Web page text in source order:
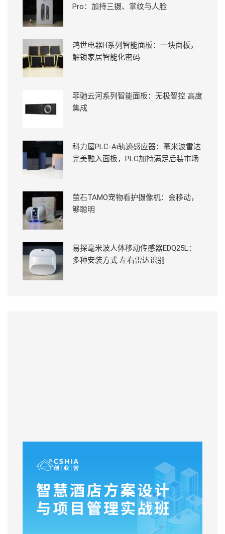
Pro：加持三摄、掌纹与人脸
鸿世电器H系列智能面板：一块面板，
解锁家居智能化密码
菲驰云河系列智能面板：无极智控 高度
集成
科力屋PLC-Ai轨迹感应器：毫米波雷达
完美融入面板，PLC加持满足后装市场
萤石TAMO宠物看护摄像机：会移动，
够聪明
易探毫米波人体移动传感器EDQ25L：
多种安装方式 左右雷达识别